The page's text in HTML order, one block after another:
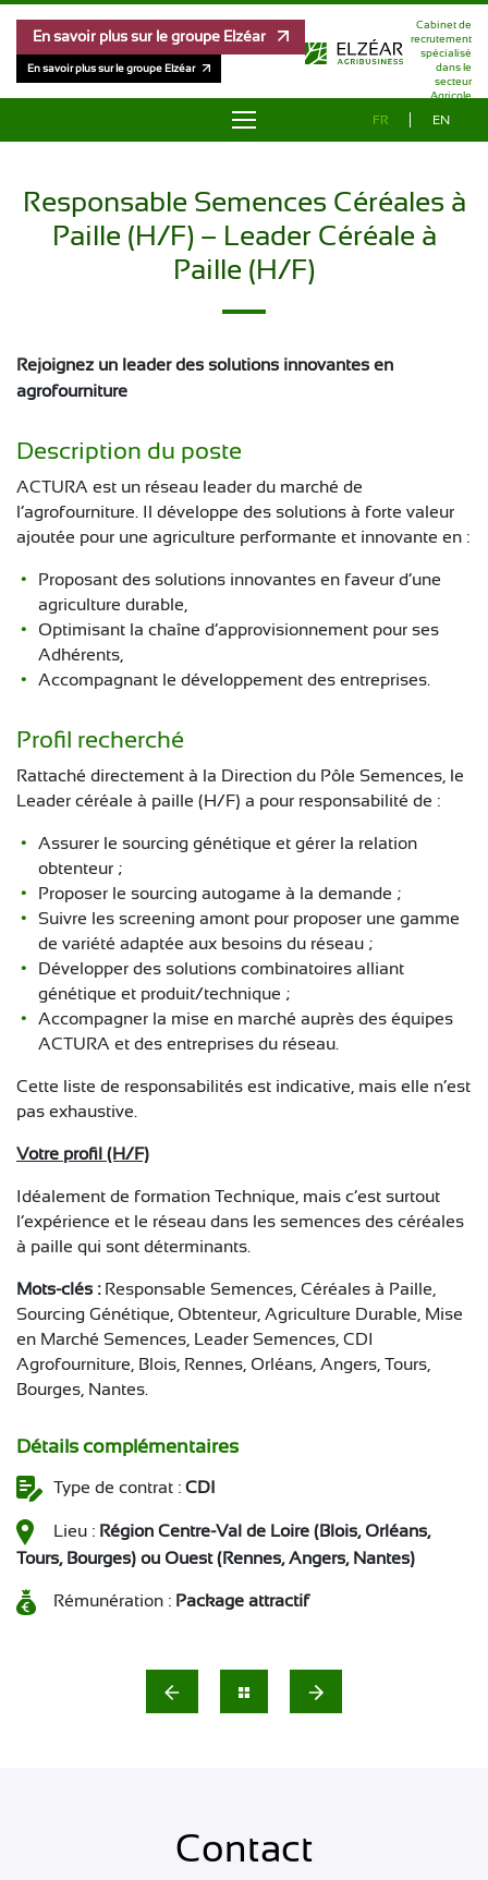
En savoir plus sur le groupe Elzéar
En savoir plus sur le groupe Elzéar
Cabinet de
recrutement
spécialisé
dans le
secteur
Agricole
FR EN
À PROPOS
OFFRES D’EMPLOI
RÉFÉRENCES
MÉTHODOLOGIE
ÉTUDE DE RÉMUNÉRATION
CONTACT
Responsable Semences Céréales à
Paille (H/F) – Leader Céréale à
Paille (H/F)
Rejoignez un leader des solutions innovantes en
agrofourniture
Description du poste
ACTURA est un réseau leader du marché de
l’agrofourniture. Il développe des solutions à forte valeur
ajoutée pour une agriculture performante et innovante en :
Proposant des solutions innovantes en faveur d’une
agriculture durable,
Optimisant la chaîne d’approvisionnement pour ses
Adhérents,
Accompagnant le développement des entreprises.
Profil recherché
Rattaché directement à la Direction du Pôle Semences, le
Leader céréale à paille (H/F) a pour responsabilité de :
Assurer le sourcing génétique et gérer la relation
obtenteur ;
Proposer le sourcing autogame à la demande ;
Suivre les screening amont pour proposer une gamme
de variété adaptée aux besoins du réseau ;
Développer des solutions combinatoires alliant
génétique et produit/technique ;
Accompagner la mise en marché auprès des équipes
ACTURA et des entreprises du réseau.
Cette liste de responsabilités est indicative, mais elle n’est
pas exhaustive.
Votre profil (H/F)
Idéalement de formation Technique, mais c’est surtout
l’expérience et le réseau dans les semences des céréales
à paille qui sont déterminants.
Mots-clés :Responsable Semences, Céréales à Paille,
Sourcing Génétique, Obtenteur, Agriculture Durable, Mise
en Marché Semences, Leader Semences, CDI
Agrofourniture, Blois, Rennes, Orléans, Angers, Tours,
Bourges, Nantes.
Détails complémentaires
Type de contrat : CDI
Lieu : Région Centre-Val de Loire (Blois, Orléans,
Tours, Bourges) ou Ouest (Rennes, Angers, Nantes)
Rémunération : Package attractif
Contact